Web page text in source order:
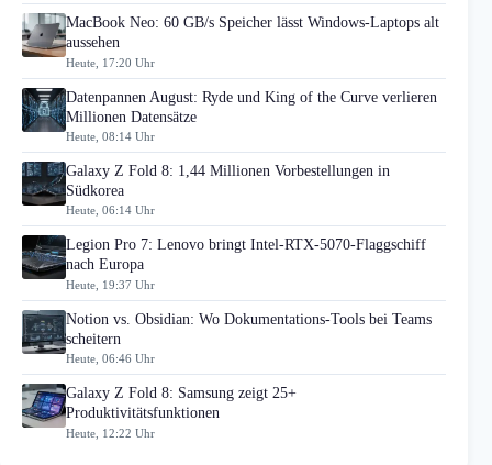
MacBook Neo: 60 GB/s Speicher lässt Windows-Laptops alt
aussehen
Heute, 17:20 Uhr
Datenpannen August: Ryde und King of the Curve verlieren
Millionen Datensätze
Heute, 08:14 Uhr
Galaxy Z Fold 8: 1,44 Millionen Vorbestellungen in
Südkorea
Heute, 06:14 Uhr
Legion Pro 7: Lenovo bringt Intel-RTX-5070-Flaggschiff
nach Europa
Heute, 19:37 Uhr
Notion vs. Obsidian: Wo Dokumentations-Tools bei Teams
scheitern
Heute, 06:46 Uhr
Galaxy Z Fold 8: Samsung zeigt 25+
Produktivitätsfunktionen
Heute, 12:22 Uhr